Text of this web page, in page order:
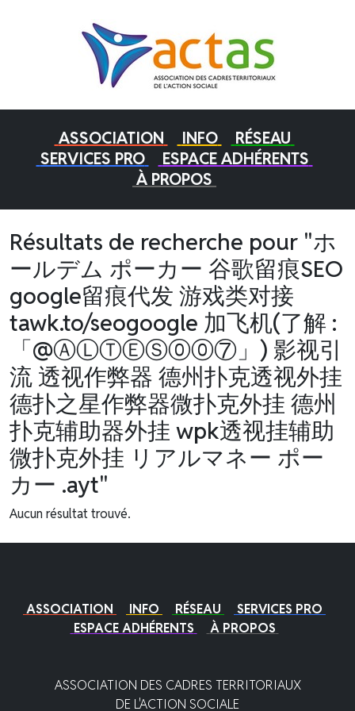
ASSOCIATION INFO
RÉSEAU
SERVICES PRO
ESPACE ADHÉRENTS
À PROPOS
Résultats de recherche pour "ホ
ールデム ポーカー 谷歌留痕SEO
google留痕代发 游戏类对接
tawk.to/seogoogle 加飞机(了解 :
「@ⒶⓁⓉⒺⓈ⓪⓪⑦」) 影视引
流 透视作弊器 德州扑克透视外挂
德扑之星作弊器微扑克外挂 德州
扑克辅助器外挂 wpk透视挂辅助
微扑克外挂 リアルマネー ポー
カー .ayt"
Aucun résultat trouvé.
ASSOCIATION INFO RÉSEAU
SERVICES PRO
ESPACE ADHÉRENTS
À PROPOS
ASSOCIATION DES CADRES TERRITORIAUX
DE L'ACTION SOCIALE